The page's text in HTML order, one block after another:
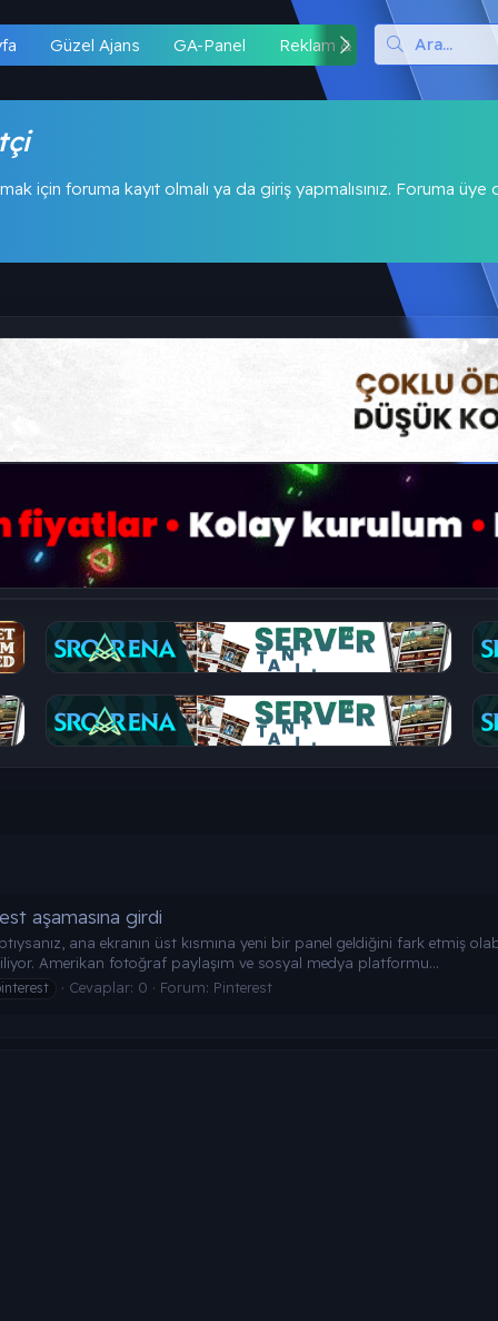
Güzel Ajans GA-Panel Reklam & İş Birliği
için foruma kayıt olmalı ya da giriş yapmalısınız. Foruma üye
aşamasına girdi
ana ekranın üst kısmına yeni bir panel geldiğini fark etmiş
Amerikan fotoğraf paylaşım ve sosyal medya platformu...
Cevaplar: 0 Forum: Pinterest